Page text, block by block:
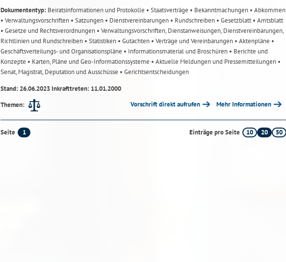
Dokumententyp: Beiratsinformationen und Protokolle • Staatsverträge • Bekanntmachungen • Abkommen
• Verwaltungsvorschriften • Satzungen • Dienstvereinbarungen • Rundschreiben • Gesetzblatt• Amtsblatt
• Gesetze und Rechtsverordnungen • Verwaltungsvorschriften, Dienstanweisungen, Dienstvereinbarungen,
Richtlinien und Rundschreiben • Statistiken • Gutachten • Verträge und Vereinbarungen • Aktenpläne •
Geschäftsverteilungs- und Organisationspläne • Informationsmaterial und Broschüren • Berichte und
Konzepte • Karten, Pläne und Geo-Informationssysteme • Aktuelle Meldungen und Pressemitteilungen •
Senat, Magistrat, Deputation und Ausschüsse • Gerichtsentscheidungen
Stand: 26.06.2023 Inkrafttreten: 11.01.2000
Themen:
Vorschrift direkt aufrufen Mehr Informationen
Seite 1 Einträge pro Seite 10 20 50